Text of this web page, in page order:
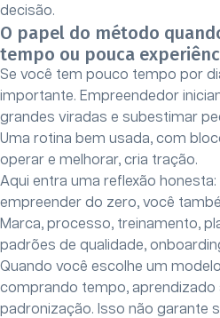
decisão.
O papel do método
tempo ou pouca
Se você tem pouco tempo por
importante. Empreendedor
grandes viradas e subestimar
Uma rotina bem usada, com
operar e melhorar, cria tração.
Aqui entra uma reflexão
empreender do zero, você
Marca, processo, treinamento,
padrões de qualidade,
Quando você escolhe um
comprando tempo, aprendizado
padronização. Isso não garante